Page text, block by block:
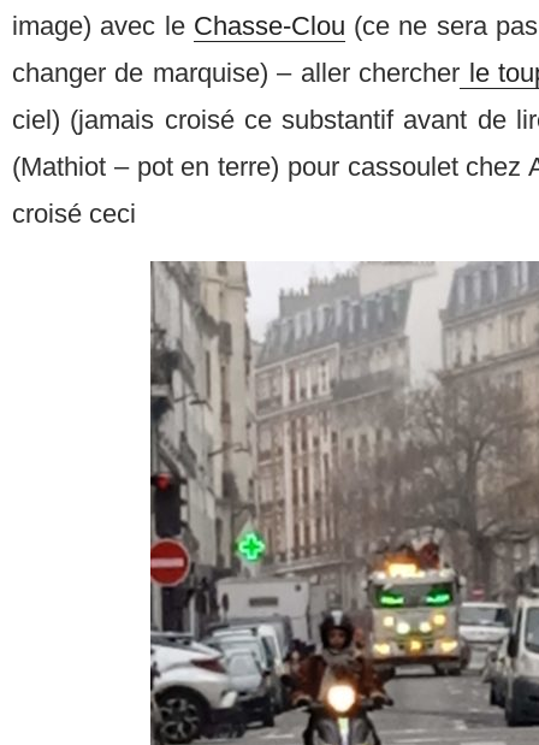
image) avec le Chasse-Clou (ce ne sera
changer de marquise) – aller chercher le
ciel) (jamais croisé ce substantif avant de
(Mathiot – pot en terre) pour cassoulet chez
croisé ceci